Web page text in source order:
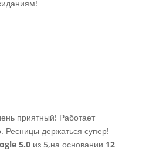
5.0из 5,на основании 12